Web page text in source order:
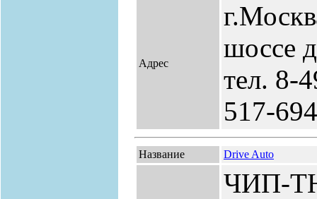
Адрес
шоссе
тел. 8-
517-
Название Drive Auto
ЧИП-